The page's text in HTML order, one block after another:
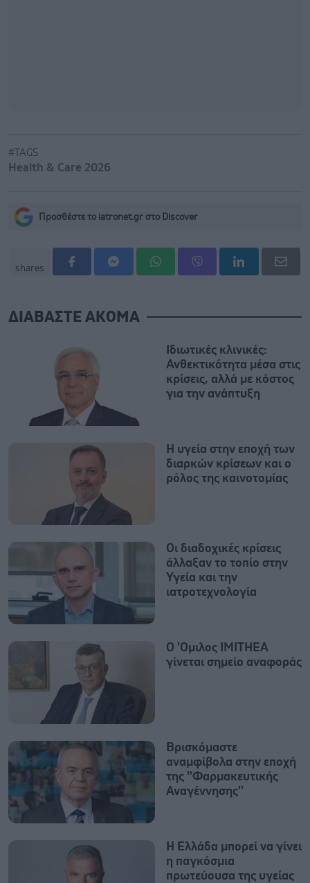
#TAGS
Health & Care 2026
Προσθέστε το iatronet.gr στο Discover
shares
ΔΙΑΒΑΣΤΕ ΑΚΟΜΑ
Ιδιωτικές κλινικές:
Ανθεκτικότητα μέσα στις
κρίσεις, αλλά με κόστος
για την ανάπτυξη
Η υγεία στην εποχή των
διαρκών κρίσεων και ο
ρόλος της καινοτομίας
Οι διαδοχικές κρίσεις
άλλαξαν το τοπίο στην
Υγεία και την
ιατροτεχνολογία
Ο 'Oμιλος IMITHEA
γίνεται σημείο αναφοράς
Βρισκόμαστε
αναμφίβολα στην εποχή
της ''Φαρμακευτικής
Αναγέννησης''
Η Ελλάδα μπορεί να γίνει
η παγκόσμια
πρωτεύουσα της υγείας